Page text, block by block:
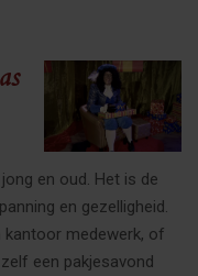
en oud. Het is de
en gezelligheid.
kantoor medewerk, of
een pakjesavond